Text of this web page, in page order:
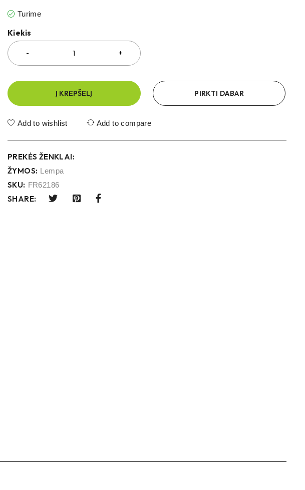
Turime
Kiekis
Į KREPŠELĮ PIRKTI DABAR
Add to wishlist Add to compare
PREKĖS ŽENKLAI:
ŽYMOS: Lempa
SKU: FR62186
SHARE: